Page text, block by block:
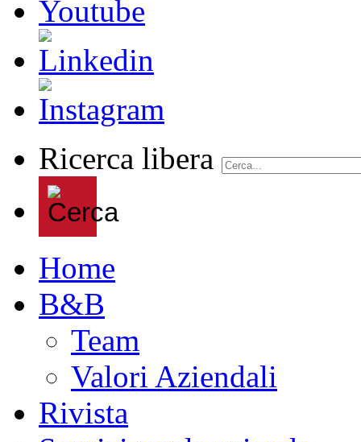
Ricerca libera
Home
B&B
Team
Valori Aziendali
Rivista